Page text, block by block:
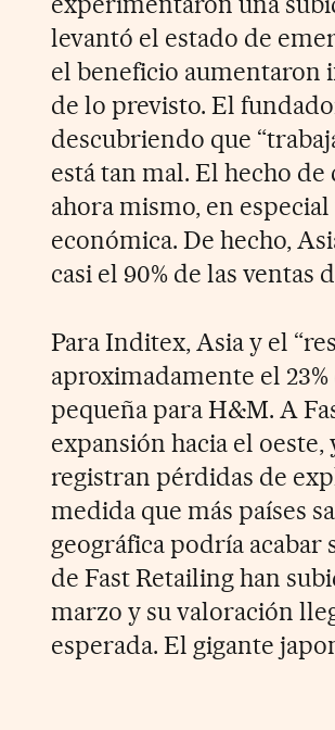
levantó el estado de
el beneficio aumentaron
de lo previsto. El
descubriendo que
está tan mal. El hecho
ahora mismo, en
económica. De hecho,
casi el 90% de las ventas
Para Inditex, Asia y el
aproximadamente el
pequeña para H&M. A
expansión hacia el
registran pérdidas de
medida que más países
geográfica podría acabar
de Fast Retailing han
marzo y su valoración
esperada. El gigante